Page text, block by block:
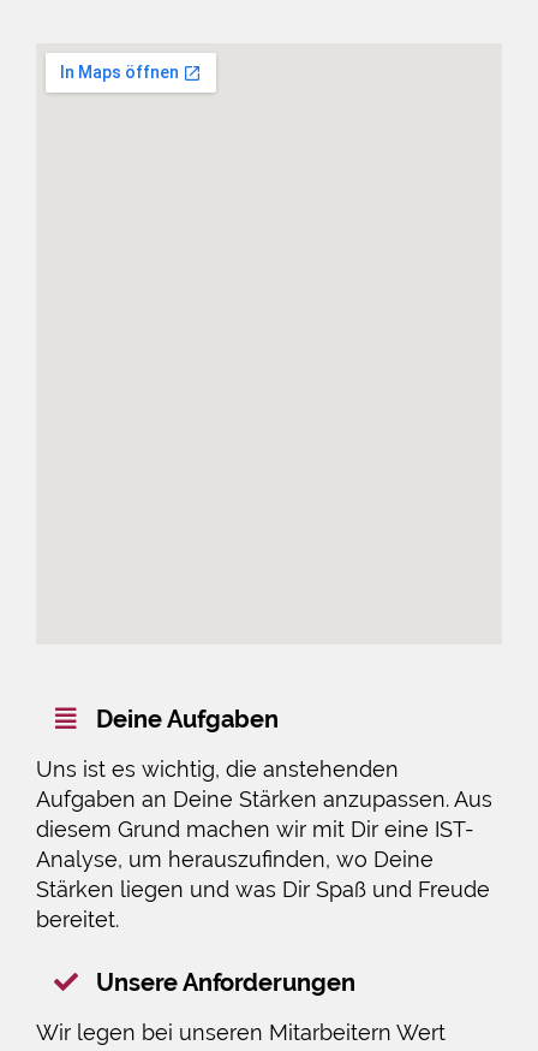
Deine Aufgaben
Uns ist es wichtig, die anstehenden
Aufgaben an Deine Stärken anzupassen. Aus
diesem Grund machen wir mit Dir eine IST-
Analyse, um herauszufinden, wo Deine
Stärken liegen und was Dir Spaß und Freude
bereitet.
Unsere Anforderungen
Wir legen bei unseren Mitarbeitern Wert